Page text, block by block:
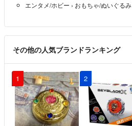
エンタメ/ホビー › おもちゃ/ぬいぐるみ
その他の人気ブランドランキング
1 2